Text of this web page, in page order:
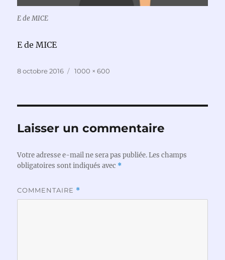
E de MICE
E de MICE
Publié
8 octobre 2016
Taille
1000 × 600
Laisser un commentaire
Votre adresse e-mail ne sera pas publiée. Les champs
obligatoires sont indiqués avec *
COMMENTAIRE *